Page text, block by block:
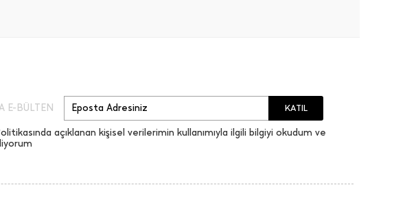
E-BÜLTEN KATIL
açıklanan kişisel verilerimin kullanımıyla ilgili bilgiyi okudum ve